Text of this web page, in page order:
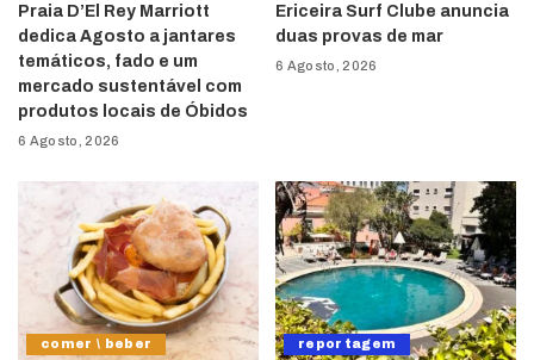
Praia D’El Rey Marriott
dedica Agosto a jantares
temáticos, fado e um
mercado sustentável com
produtos locais de Óbidos
6 Agosto, 2026
Ericeira Surf Clube anuncia
duas provas de mar
6 Agosto, 2026
comer \ beber reportagem